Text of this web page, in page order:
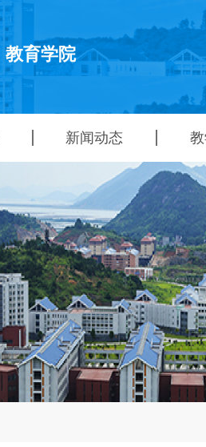
教育学院
新闻动态